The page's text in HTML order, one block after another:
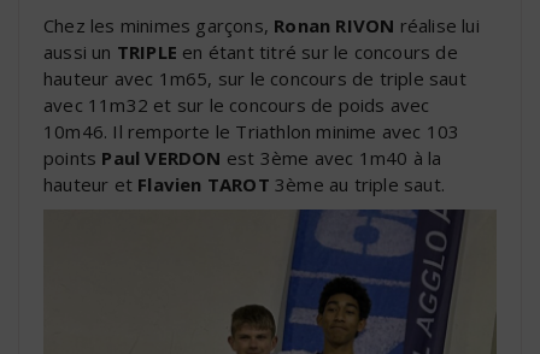
Chez les minimes garçons, Ronan RIVON réalise lui
aussi un TRIPLE en étant titré sur le concours de
hauteur avec 1m65, sur le concours de triple saut
avec 11m32 et sur le concours de poids avec
10m46. Il remporte le Triathlon minime avec 103
points Paul VERDON est 3ème avec 1m40 à la
hauteur et Flavien TAROT 3ème au triple saut.